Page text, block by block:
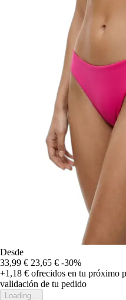
Desde
33,99 € 23,65 € -30%
+1,18 € ofrecidos en tu próximo
validación de tu pedido
Loading...